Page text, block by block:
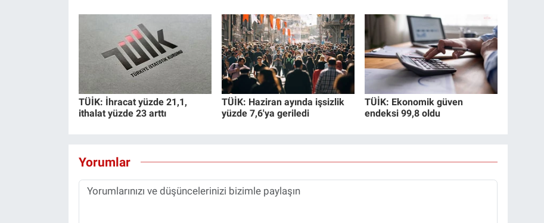
TÜİK: İhracat yüzde 21,1,
ithalat yüzde 23 arttı
TÜİK: Haziran ayında işsizlik
yüzde 7,6'ya geriledi
TÜİK: Ekonomik güven
endeksi 99,8 oldu
Yorumlar